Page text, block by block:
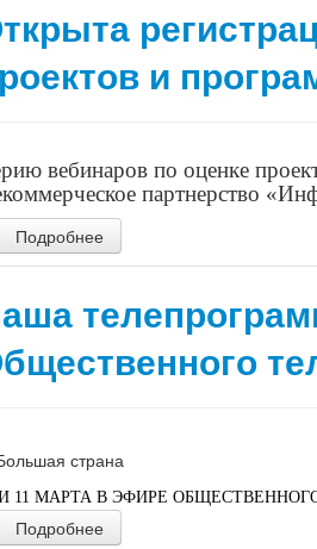
и
вебинаров по оценке
партнерство
Подробнее
И 11 МАРТА В ЭФИРЕ
Подробнее